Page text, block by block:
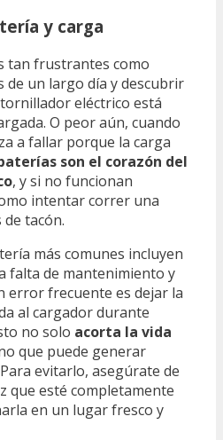
y carga
tan frustrantes como
de un largo día y descubrir
eléctrico está
O peor aún, cuando
a fallar porque la carga
son el corazón del
, y si no funcionan
intentar correr una
tacón.
más comunes incluyen
falta de mantenimiento y
error frecuente es dejar la
al cargador durante
no solo acorta la vida
que puede generar
evitarlo, asegúrate de
que esté completamente
en un lugar fresco y